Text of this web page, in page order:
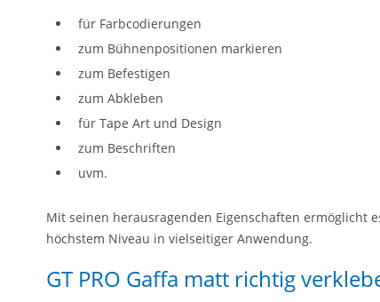
für Farbcodierungen
zum Bühnenpositionen markieren
zum Befestigen
zum Abkleben
für Tape Art und Design
zum Beschriften
uvm.
Mit seinen herausragenden Eigenschaften ermöglicht
höchstem Niveau in vielseitiger Anwendung.
GT PRO Gaffa matt richtig